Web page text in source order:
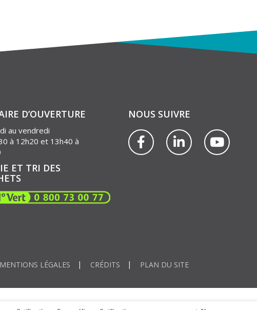
D’OUVERTURE
au vendredi
à 12h20 et 13h40 à
ET TRI DES
NOUS SUIVRE
Lien
vers
Lien
vers
Lien
vers
MENTIONS LÉGALES CRÉDITS PLAN DU SITE